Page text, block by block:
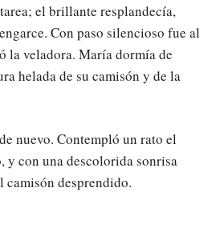
el brillante resplandecía,
Con paso silencioso fue al
la veladora. María dormía de
helada de su camisón y de la
nuevo. Contempló un rato el
y con una descolorida sonrisa
camisón desprendido.